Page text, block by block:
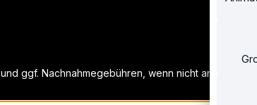
und ggf. Nachnahmegebühren, wenn nicht anders